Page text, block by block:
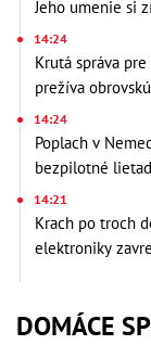
Jeho umenie si
14:24
Krutá správa
prežíva
14:24
Poplach v
bezpilotné
14:21
Krach po troch
elektroniky
DOMÁCE